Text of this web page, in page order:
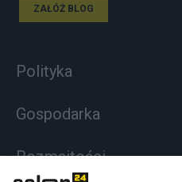
ZAŁÓŻ BLOG
Polityka
Gospodarka
Rozmaitości